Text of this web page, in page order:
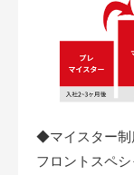
◆マイスター制
フロントスペ